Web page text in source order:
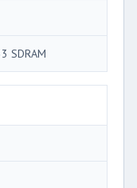
SDRAM